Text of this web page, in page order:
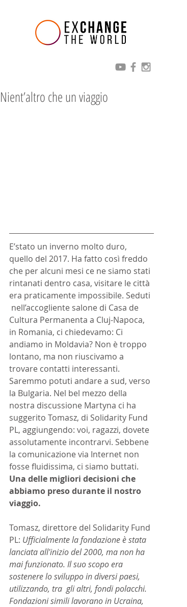
Nient’altro che un viaggio
E’stato un inverno molto duro,
quello del 2017. Ha fatto così freddo
che per alcuni mesi ce ne siamo stati
rintanati dentro casa, visitare le città
era praticamente impossibile. Seduti
nell’accogliente salone di Casa de
Cultura Permanenta a Cluj-Napoca,
in Romania, ci chiedevamo: Ci
andiamo in Moldavia? Non è troppo
lontano, ma non riuscivamo a
trovare contatti interessanti.
Saremmo potuti andare a sud, verso
la Bulgaria. Nel bel mezzo della
nostra discussione Martyna ci ha
suggerito Tomasz, di Solidarity Fund
PL, aggiungendo: voi, ragazzi, dovete
assolutamente incontrarvi. Sebbene
la comunicazione via Internet non
fosse fluidissima, ci siamo buttati.
Una delle migliori decisioni che
abbiamo preso durante il nostro
viaggio.
Tomasz, direttore del Solidarity Fund
PL: Ufficialmente la fondazione è stata
lanciata all'inizio del 2000, ma non ha
mai funzionato. Il suo scopo era
sostenere lo sviluppo in diversi paesi,
utilizzando, tra  gli altri, fondi polacchi.
Fondazioni simili lavorano in Ucraina,